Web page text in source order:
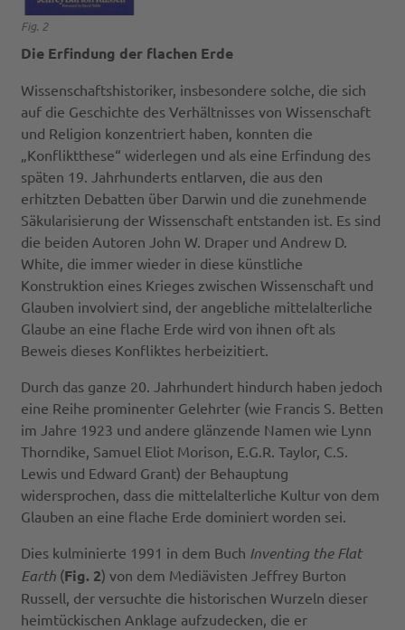
Fig. 2
Die Erfindung der flachen Erde
Wissenschaftshistoriker, insbesondere solche, die sich
auf die Geschichte des Verhältnisses von Wissenschaft
und Religion konzentriert haben, konnten die
„Konfliktthese“ widerlegen und als eine Erfindung des
späten 19. Jahrhunderts entlarven, die aus den
erhitzten Debatten über Darwin und die zunehmende
Säkularisierung der Wissenschaft entstanden ist. Es sind
die beiden Autoren John W. Draper und Andrew D.
White, die immer wieder in diese künstliche
Konstruktion eines Krieges zwischen Wissenschaft und
Glauben involviert sind, der angebliche mittelalterliche
Glaube an eine flache Erde wird von ihnen oft als
Beweis dieses Konfliktes herbeizitiert.
Durch das ganze 20. Jahrhundert hindurch haben jedoch
eine Reihe prominenter Gelehrter (wie Francis S. Betten
im Jahre 1923 und andere glänzende Namen wie Lynn
Thorndike, Samuel Eliot Morison, E.G.R. Taylor, C.S.
Lewis und Edward Grant) der Behauptung
widersprochen, dass die mittelalterliche Kultur von dem
Glauben an eine flache Erde dominiert worden sei.
Dies kulminierte 1991 in dem Buch Inventing the Flat
Earth (Fig. 2) von dem Mediävisten Jeffrey Burton
Russell, der versuchte die historischen Wurzeln dieser
heimtückischen Anklage aufzudecken, die er